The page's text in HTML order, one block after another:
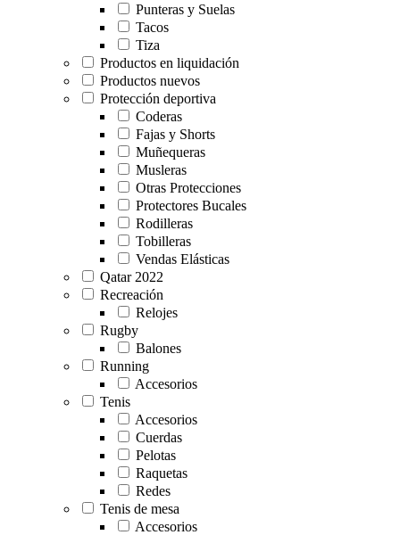
Punteras y Suelas
Tacos
Tiza
Productos en liquidación
Productos nuevos
Protección deportiva
Coderas
Fajas y Shorts
Muñequeras
Musleras
Otras Protecciones
Protectores Bucales
Rodilleras
Tobilleras
Vendas Elásticas
Qatar 2022
Recreación
Relojes
Rugby
Balones
Running
Accesorios
Tenis
Accesorios
Cuerdas
Pelotas
Raquetas
Redes
Tenis de mesa
Accesorios